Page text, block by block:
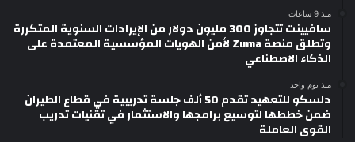
منذ 9 ساعات
سافيينت تتجاوز 300 مليون دولار من الإيرادات السنوية المتكررة
وتطلق منصة Zuma لأمن الهويات المؤسسية المعتمدة على
الذكاء الاصطناعي
منذ يوم واحد
دلسكو للتعهيد تقدم 50 ألف جلسة تدريبية في قطاع الطيران
ضمن خططها لتوسيع برامجها والاستثمار في تقنيات تدريب
القوى العاملة